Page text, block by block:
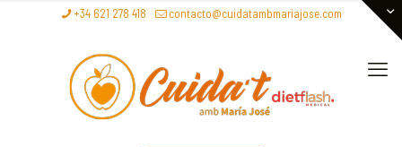
+34 621 278 418 contacto@cuidatambmariajose.com